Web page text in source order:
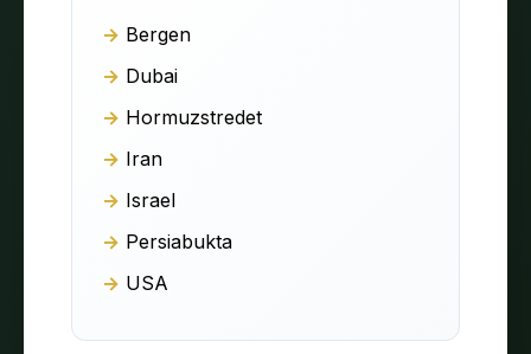
Bergen
Dubai
Hormuzstredet
Iran
Israel
Persiabukta
USA